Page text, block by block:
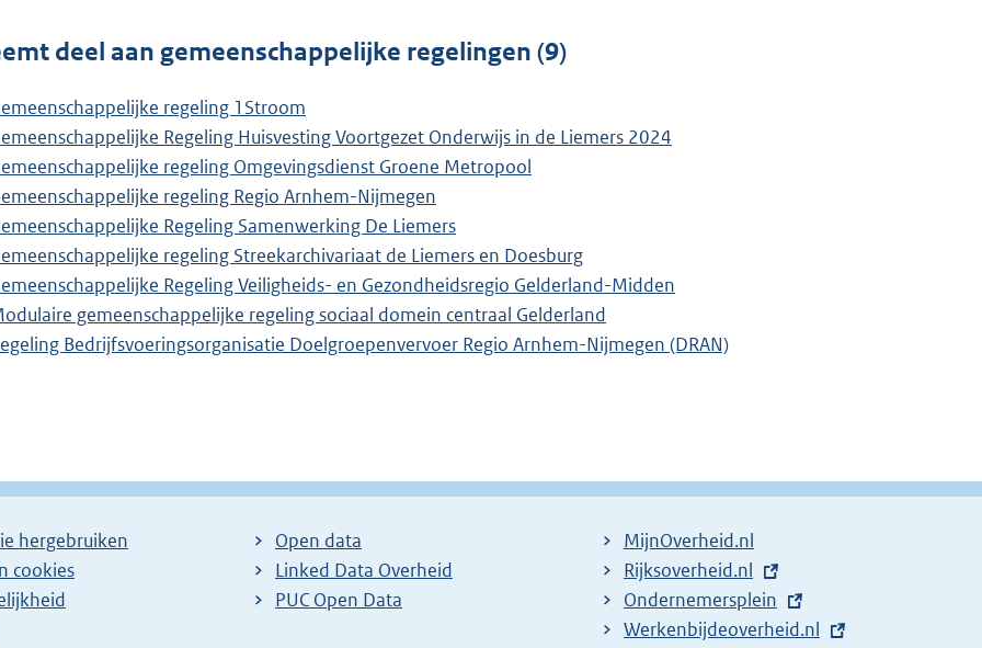
deel aan gemeenschappelijke regelingen (9)
regeling 1Stroom
Regeling Huisvesting Voortgezet Onderwijs in de Liemers 2024
regeling Omgevingsdienst Groene Metropool
regeling Regio Arnhem-Nijmegen
Regeling Samenwerking De Liemers
regeling Streekarchivariaat de Liemers en Doesburg
Regeling Veiligheids- en Gezondheidsregio Gelderland-Midden
gemeenschappelijke regeling sociaal domein centraal Gelderland
Bedrijfsvoeringsorganisatie Doelgroepenvervoer Regio Arnhem-Nijmegen (DRAN)
hergebruiken
cookies
Open data
Linked Data Overheid
PUC Open Data
MijnOverheid.nl
E
x
t
Rijksoverheid.nl
E
x
Ondernemersplein
E
Werkenbijdeoverheid.nl